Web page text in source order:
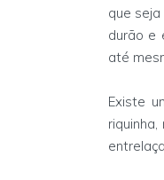
que
durão e
até
Existe